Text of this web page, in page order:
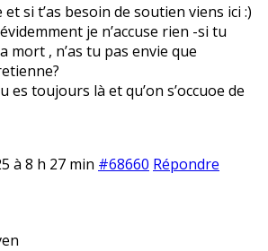
si t’as besoin de soutien viens ici :)
je n’accuse rien -si tu
mort , n’as tu pas envie que
es toujours là et qu’on s’occuoe de
à 8 h 27 min #68660 Répondre